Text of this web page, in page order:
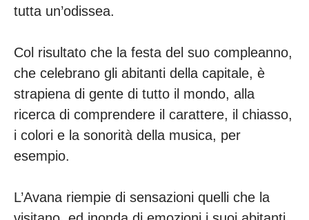
tutta un’odissea.
Col risultato che la festa del suo compleanno,
che celebrano gli abitanti della capitale, è
strapiena di gente di tutto il mondo, alla
ricerca di comprendere il carattere, il chiasso,
i colori e la sonorità della musica, per
esempio.
L’Avana riempie di sensazioni quelli che la